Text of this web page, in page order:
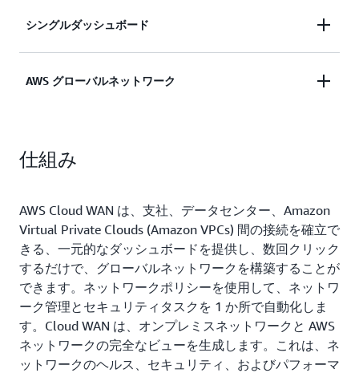
ネットワークをセグメント化して機密性の高いネッ
シングルダッシュボード
ネットワーク全体を単一のダッシュボードで表示し
AWS グローバルネットワーク
の場所とリソースを接続します。
仕組み
AWS Cloud WAN は、支社、データセンター、Amazon
Virtual Private Clouds (Amazon VPCs) 間の接続を確立で
きる、一元的なダッシュボードを提供し、数回クリック
するだけで、グローバルネットワークを構築することが
できます。ネットワークポリシーを使用して、ネットワ
ーク管理とセキュリティタスクを 1 か所で自動化しま
す。Cloud WAN は、オンプレミスネットワークと AWS
ネットワークの完全なビューを生成します。これは、ネ
ットワークのヘルス、セキュリティ、およびパフォーマ